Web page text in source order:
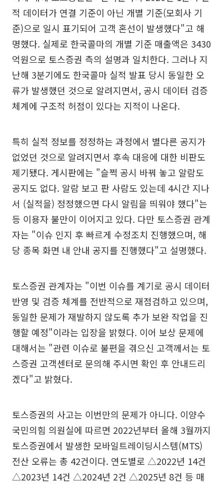
적 데이터가 연결 기준이 아닌 개별 기준(모회사 기
준)으로 일시 표기되어 고객 혼선이 발생했다"고 해
명했다. 실제로 한국콜마의 개별 기준 매출액은 3430
억원으로 토스증권 측의 설명과 일치한다. 그러나 지
난해 3분기에도 한국콜마 실적 발표 당시 동일한 오
류가 발생했던 것으로 알려지면서, 공시 데이터 검증
체계에 구조적 허점이 있다는 지적이 나온다.
특히 실적 정보를 정정하는 과정에서 별다른 공지가
없었던 것으로 알려지면서 후속 대응에 대한 비판도
제기됐다. 게시판에는 "슬쩍 공시 바꿔 놓고 알람도
공지도 없다. 알람 보고 판 사람도 있는데 4시간 지나
서 (실적을) 정정했으면 다시 알림을 띄워야 했다"는
등 이용자 불만이 이어지고 있다. 다만 토스증권 관계
자는 "이슈 인지 후 빠르게 수정조치 진행했으며, 해
당 종목 화면 내 안내 공지를 진행했다"고 설명했다.
토스증권 관계자는 "이번 이슈를 계기로 공시 데이터
반영 및 검증 체계를 전반적으로 재점검하고 있으며,
동일한 문제가 재발하지 않도록 추가 보완 작업을 진
행할 예정"이라는 입장을 밝혔다. 이어 보상 문제에
대해서는 "관련 이슈로 불편을 겪으신 고객께서는 토
스증권 고객센터로 문의해 주시면 확인 후 안내드리
겠다"고 밝혔다.
토스증권의 사고는 이번만의 문제가 아니다. 이양수
국민의힘 의원실에 따르면 2022년부터 올해 3월까지
토스증권에서 발생한 모바일트레이딩시스템(MTS)
전산 오류는 총 42건이다. 연도별로 △2022년 14건
△2023년 14건 △2024년 2건 △2025년 8건 등 매